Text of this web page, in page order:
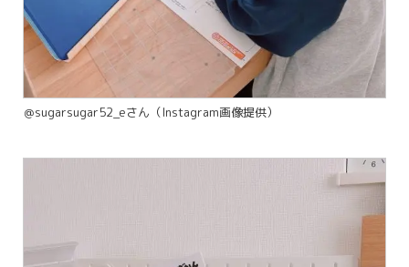
＠sugarsugar52_eさん（Instagram画像提供）